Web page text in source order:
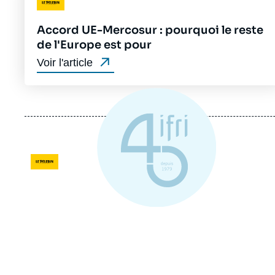
Accord UE-Mercosur : pourquoi le reste
de l'Europe est pour
Voir l'article
Logo